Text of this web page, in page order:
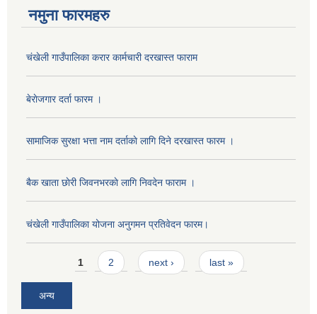
नमुना फारमहरु
चंखेली गाउँपालिका करार कार्मचारी दरखास्त फाराम
बेराेजगार दर्ता फारम ।
सामाजिक सुरक्षा भत्ता नाम दर्ताकाे लागि दिने दरखास्त फारम ।
बैक खाता छाेरी जिवनभरकाे लागि निवदेन फाराम ।
चंखेली गाउँपालिका योजना अनुगमन प्रतिवेदन फारम।
Pages1 2 next › last »
अन्य